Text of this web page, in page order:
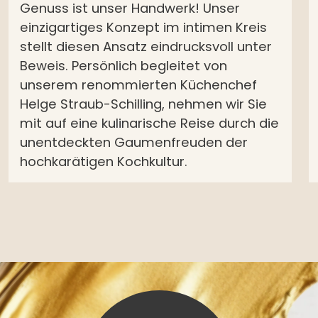
Genuss ist unser Handwerk! Unser
einzigartiges Konzept im intimen Kreis
stellt diesen Ansatz eindrucksvoll unter
Beweis. Persönlich begleitet von
unserem renommierten Küchenchef
Helge Straub-Schilling, nehmen wir Sie
mit auf eine kulinarische Reise durch die
unentdeckten Gaumenfreuden der
hochkarätigen Kochkultur.